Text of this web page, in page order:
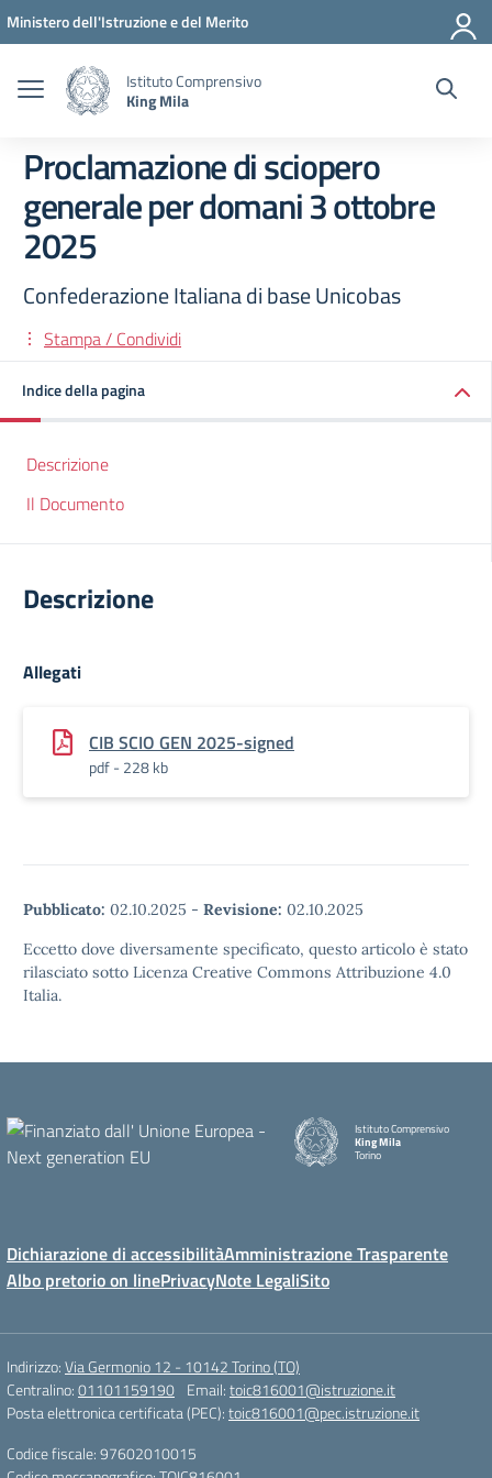
Vai ai contenuti
Vai al menu di navigazione
Vai al footer
Ministero dell'Istruzione e del Merito
Istituto Comprensivo
King Mila
Proclamazione di sciopero
generale per domani 3 ottobre
2025
Confederazione Italiana di base Unicobas
Stampa / Condividi
Indice della pagina
Descrizione
Il Documento
Descrizione
Allegati
CIB SCIO GEN 2025-signed
pdf - 228 kb
Pubblicato: 02.10.2025 - Revisione: 02.10.2025
Eccetto dove diversamente specificato, questo articolo è stato
rilasciato sotto Licenza Creative Commons Attribuzione 4.0
Italia.
Istituto Comprensivo
King Mila
Torino
Dichiarazione di accessibilitàAmministrazione Trasparente
Albo pretorio on linePrivacyNote LegaliSito
Indirizzo:Via Germonio 12 - 10142 Torino (TO)
Centralino:01101159190 Email:toic816001@istruzione.it
Posta elettronica certificata (PEC):toic816001@pec.istruzione.it
Codice fiscale: 97602010015